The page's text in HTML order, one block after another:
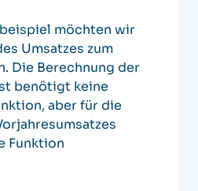
möchten wir
Umsatzes zum
Die Berechnung der
benötigt keine
aber für die
Funktion